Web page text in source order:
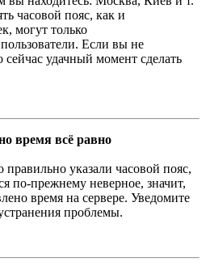
часовой пояс, как и
могут только
Если вы не
сейчас удачный момент сделать
время всё равно
указали часовой пояс,
по-прежнему неверное, значит,
время на сервере. Уведомите
проблемы.